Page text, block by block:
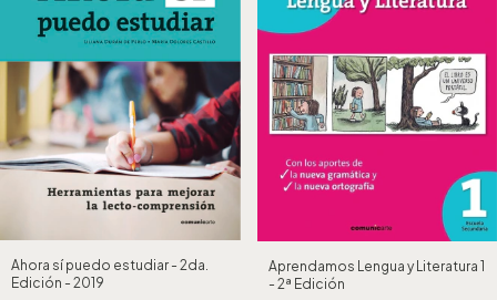
Ahora sí puedo estudiar - 2da.
Edición - 2019
Aprendamos Lengua y Literatura 1
- 2ª Edición